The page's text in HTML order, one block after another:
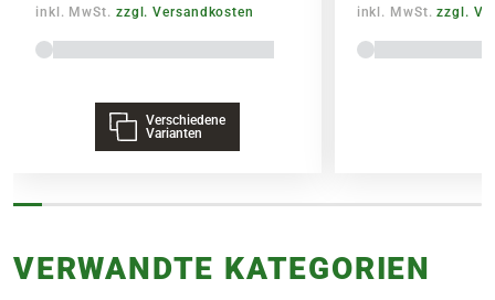
inkl. MwSt. zzgl. Versandkosten
Verschiedene
Varianten
inkl. MwSt.zzgl.
VERWANDTE KATEGORIEN